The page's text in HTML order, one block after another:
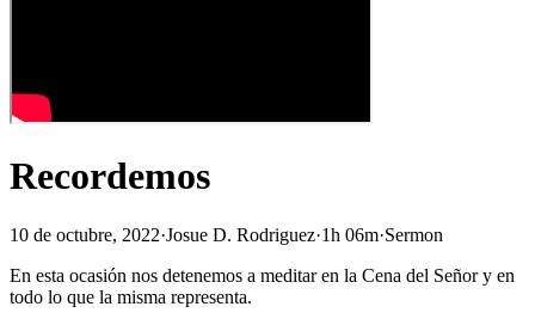
Recordemos
10 de octubre, 2022·Josue D. Rodriguez·1h 06m·Sermon
En esta ocasión nos detenemos a meditar en la Cena del Señor y en
todo lo que la misma representa.